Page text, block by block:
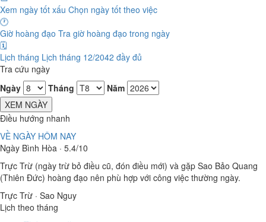
Xem ngày tốt xấu Chọn ngày tốt theo việc
🕐
Giờ hoàng đạo Tra giờ hoàng đạo trong ngày
🗓️
Lịch tháng Lịch tháng 12/2042 đầy đủ
Tra cứu ngày
Ngày
Tháng
Năm
XEM NGÀY
Điều hướng nhanh
VỀ NGÀY HÔM NAY
Ngày Bình Hòa · 5.4/10
Trực Trừ (ngày trừ bỏ điều cũ, đón điều mới) và gặp Sao Bảo Quang
(Thiên Đức) hoàng đạo nên phù hợp với công việc thường ngày.
Trực Trừ · Sao Nguy
Lịch theo tháng